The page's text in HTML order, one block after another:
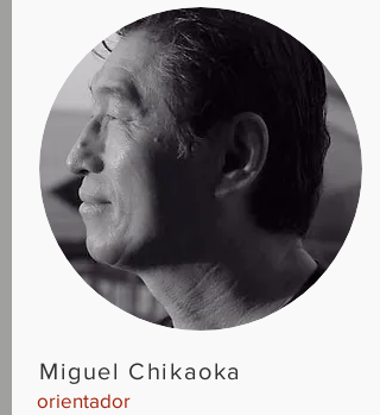
orientador
Miguel Chikaoka